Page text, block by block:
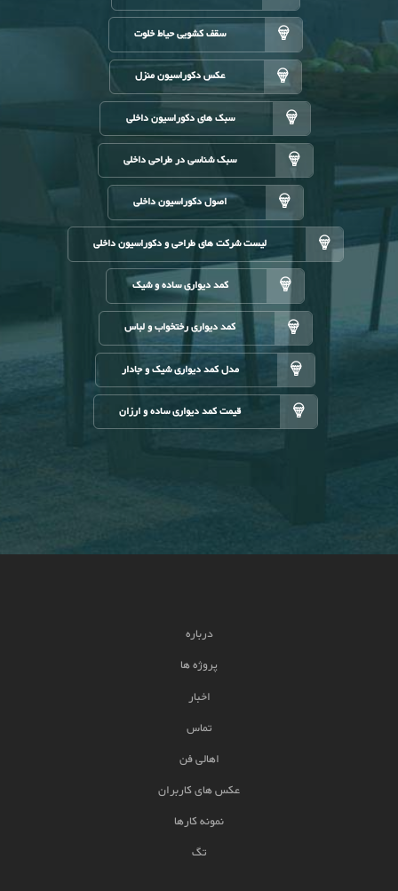
سقف کشویی حیاط خلوت
عکس دکوراسیون منزل
سبک های دکوراسیون داخلی
سبک شناسی در طراحی داخلی
اصول دکوراسیون داخلی
لیست شرکت های طراحی و دکوراسیون داخلی
کمد دیواری ساده و شیک
کمد دیواری رختخواب و لباس
مدل کمد دیواری شیک و جادار
قیمت کمد دیواری ساده و ارزان
درباره
پروژه ها
اخبار
تماس
اهالی فن
عکس های کاربران
نمونه کارها
تگ